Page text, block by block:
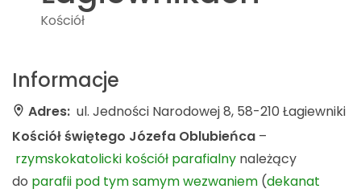
Kościół
Informacje
Adres: ul. Jedności Narodowej 8, 58-210 Łagiewniki
Kościół świętego Józefa Oblubieńca –
rzymskokatolicki kościół parafialny należący
do parafii pod tym samym wezwaniem (dekanat